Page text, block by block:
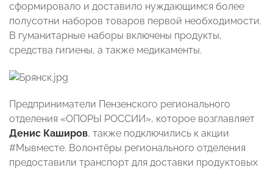
сформировало и доставило нуждающимся более
полусотни наборов товаров первой необходимости.
В гуманитарные наборы включены продукты,
средства гигиены, а также медикаменты.
Предприниматели Пензенского регионального
отделения «ОПОРЫ РОССИИ», которое возглавляет
Денис Каширов, также подключились к акции
#Мывместе. Волонтёры регионального отделения
предоставили транспорт для доставки продуктовых